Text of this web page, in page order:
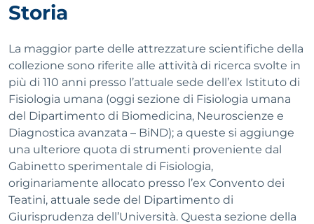
Storia
La maggior parte delle attrezzature scientifiche della
collezione sono riferite alle attività di ricerca svolte in
più di 110 anni presso l’attuale sede dell’ex Istituto di
Fisiologia umana (oggi sezione di Fisiologia umana
del Dipartimento di Biomedicina, Neuroscienze e
Diagnostica avanzata – BiND); a queste si aggiunge
una ulteriore quota di strumenti proveniente dal
Gabinetto sperimentale di Fisiologia,
originariamente allocato presso l’ex Convento dei
Teatini, attuale sede del Dipartimento di
Giurisprudenza dell’Università. Questa sezione della